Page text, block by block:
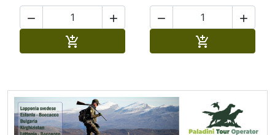
 

 
